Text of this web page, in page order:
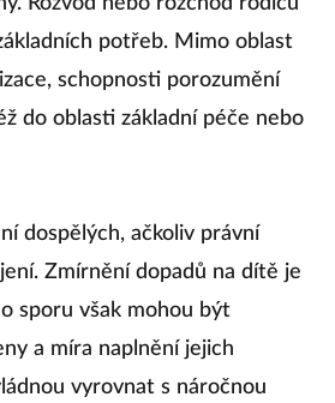
potřeb. Mimo oblast
schopnosti porozumění
do oblasti základní péče nebo
dospělých, ačkoliv právní
Zmírnění dopadů na dítě je
sporu však mohou být
a míra naplnění jejich
vyrovnat s náročnou